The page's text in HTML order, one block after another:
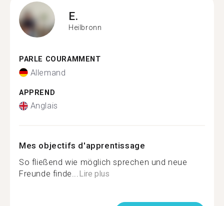
E.
Heilbronn
PARLE COURAMMENT
Allemand
APPREND
Anglais
Mes objectifs d'apprentissage
So fließend wie möglich sprechen und neue
Freunde finde...Lire plus